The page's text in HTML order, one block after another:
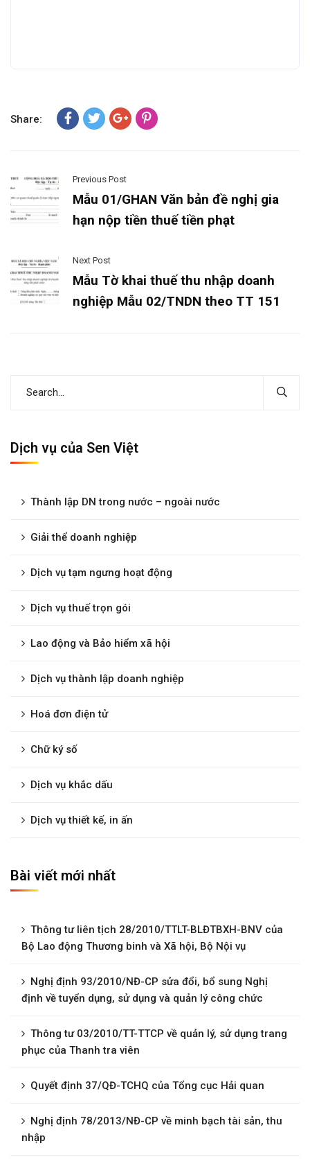
Share:
Previous Post
Mẫu 01/GHAN Văn bản đề nghị gia
hạn nộp tiền thuế tiền phạt
Next Post
Mẫu Tờ khai thuế thu nhập doanh
nghiệp Mẫu 02/TNDN theo TT 151
Dịch vụ của Sen Việt
Thành lập DN trong nước – ngoài nước
Giải thể doanh nghiệp
Dịch vụ tạm ngưng hoạt động
Dịch vụ thuế trọn gói
Lao động và Bảo hiểm xã hội
Dịch vụ thành lập doanh nghiệp
Hoá đơn điện tử
Chữ ký số
Dịch vụ khắc dấu
Dịch vụ thiết kế, in ấn
Bài viết mới nhất
Thông tư liên tịch 28/2010/TTLT-BLĐTBXH-BNV của
Bộ Lao động Thương binh và Xã hội, Bộ Nội vụ
Nghị định 93/2010/NĐ-CP sửa đổi, bổ sung Nghị
định về tuyển dụng, sử dụng và quản lý công chức
Thông tư 03/2010/TT-TTCP về quản lý, sử dụng trang
phục của Thanh tra viên
Quyết định 37/QĐ-TCHQ của Tổng cục Hải quan
Nghị định 78/2013/NĐ-CP về minh bạch tài sản, thu
nhập